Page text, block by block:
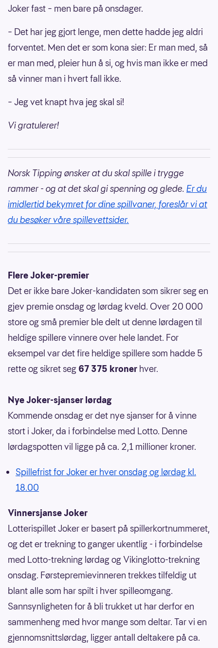
Joker fast – men bare på onsdager.
– Det har jeg gjort lenge, men dette hadde jeg aldri
forventet. Men det er som kona sier: Er man med, så
er man med, pleier hun å si, og hvis man ikke er med
så vinner man i hvert fall ikke.
– Jeg vet knapt hva jeg skal si!
Vi gratulerer!
Norsk Tipping ønsker at du skal spille i trygge
rammer - og at det skal gi spenning og glede. Er du
imidlertid bekymret for dine spillvaner, foreslår vi at
du besøker våre spillevettsider.
Flere Joker-premier
Det er ikke bare Joker-kandidaten som sikrer seg en
gjev premie onsdag og lørdag kveld. Over 20 000
store og små premier ble delt ut denne lørdagen til
heldige spillere vinnere over hele landet. For
eksempel var det fire heldige spillere som hadde 5
rette og sikret seg 67 375 kroner hver.
Nye Joker-sjanser lørdag
Kommende onsdag er det nye sjanser for å vinne
stort i Joker, da i forbindelse med Lotto. Denne
lørdagspotten vil ligge på ca. 2,1 millioner kroner.
Spillefrist for Joker er hver onsdag og lørdag kl.
18.00
Vinnersjanse Joker
Lotterispillet Joker er basert på spillerkortnummeret,
og det er trekning to ganger ukentlig - i forbindelse
med Lotto-trekning lørdag og Vikinglotto-trekning
onsdag. Førstepremievinneren trekkes tilfeldig ut
blant alle som har spilt i hver spilleomgang.
Sannsynligheten for å bli trukket ut har derfor en
sammenheng med hvor mange som deltar. Tar vi en
gjennomsnittslørdag, ligger antall deltakere på ca.